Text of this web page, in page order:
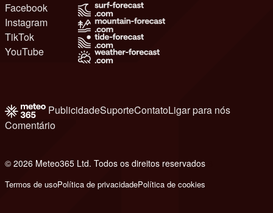
Facebook
Instagram
TikTok
YouTube
PublicidadeSuporteContatoLigar para nós
Comentário
© 2026 Meteo365 Ltd. Todos os direitos reservados
Termos de usoPolítica de privacidadePolítica de cookies